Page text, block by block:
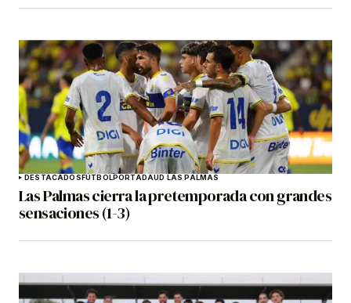
DESTACADOSFÚTBOLPORTADAUD LAS PALMAS
Las Palmas cierra la pretemporada con grandes
sensaciones (1-3)